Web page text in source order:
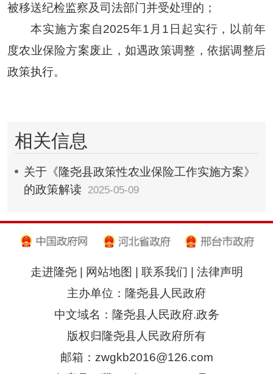
被移送纪检监察及司法部门并受处理的；
本实施方案自2025年1月1日起实行，以前年
度农业保险方案废止，如遇政策调整，依据调整后
政策执行。
相关信息
​关于《隆尧县政策性农业保险工作实施方案》
的政策解读
2025-05-09
走进隆尧| 网站地图 联系我们
法律声明
主办单位：隆尧县人民政府
中文域名：隆尧县人民政府.政务
版权归隆尧县人民政府所有
邮箱：zwgkb2016@126.com